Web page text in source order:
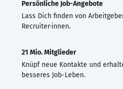
Persönliche Job-Angebote
Lass Dich finden von
Recruiter·innen.
21 Mio. Mitglieder
Knüpf neue Kontakte und
besseres Job-Leben.